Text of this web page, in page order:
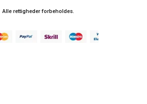
Alle rettigheder forbeholdes.